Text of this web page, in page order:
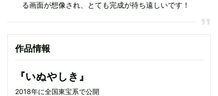
る画面が想像され、とても完成が待ち遠しいです！
作品情報
『いぬやしき』
2018年に全国東宝系で公開